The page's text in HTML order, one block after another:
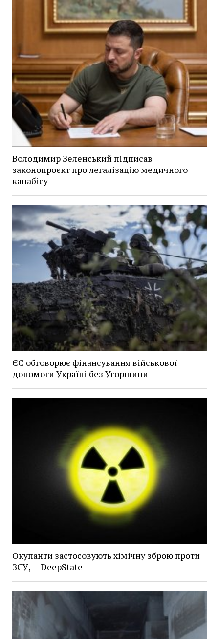
Володимир Зеленський підписав
законопроєкт про легалізацію медичного
канабісу
ЄС обговорює фінансування військової
допомоги Україні без Угорщини
Окупанти застосовують хімічну зброю проти
ЗСУ, — DeepState